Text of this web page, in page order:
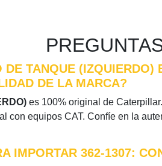
TANQUE
DE LA MARCA?
es 100% original de
con equipos CAT. Confíe en la
IMPORTAR 362-1307: